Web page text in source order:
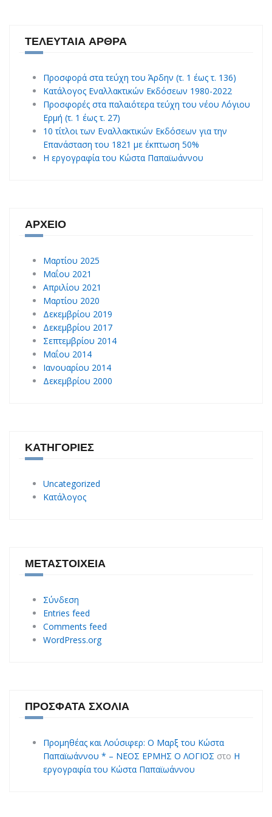
ΤΕΛΕΥΤΑΊΑ ΆΡΘΡΑ
Προσφορά στα τεύχη του Άρδην (τ. 1 έως τ. 136)
Κατάλογος Εναλλακτικών Εκδόσεων 1980-2022
Προσφορές στα παλαιότερα τεύχη του νέου Λόγιου
Ερμή (τ. 1 έως τ. 27)
10 τίτλοι των Εναλλακτικών Εκδόσεων για την
Επανάσταση του 1821 με έκπτωση 50%
Η εργογραφία του Κώστα Παπαϊωάννου
ΑΡΧΕΊΟ
Μαρτίου 2025
Μαΐου 2021
Απριλίου 2021
Μαρτίου 2020
Δεκεμβρίου 2019
Δεκεμβρίου 2017
Σεπτεμβρίου 2014
Μαΐου 2014
Ιανουαρίου 2014
Δεκεμβρίου 2000
ΚΑΤΗΓΟΡΊΕΣ
Uncategorized
Κατάλογος
ΜΕΤΑΣΤΟΙΧΕΊΑ
Σύνδεση
Entries feed
Comments feed
WordPress.org
ΠΡΌΣΦΑΤΑ ΣΧΌΛΙΑ
Προμηθέας και Λούσιφερ: O Mαρξ του Κώστα
Παπαϊωάννου * – ΝΕΟΣ ΕΡΜΗΣ Ο ΛΟΓΙΟΣ στο Η
εργογραφία του Κώστα Παπαϊωάννου